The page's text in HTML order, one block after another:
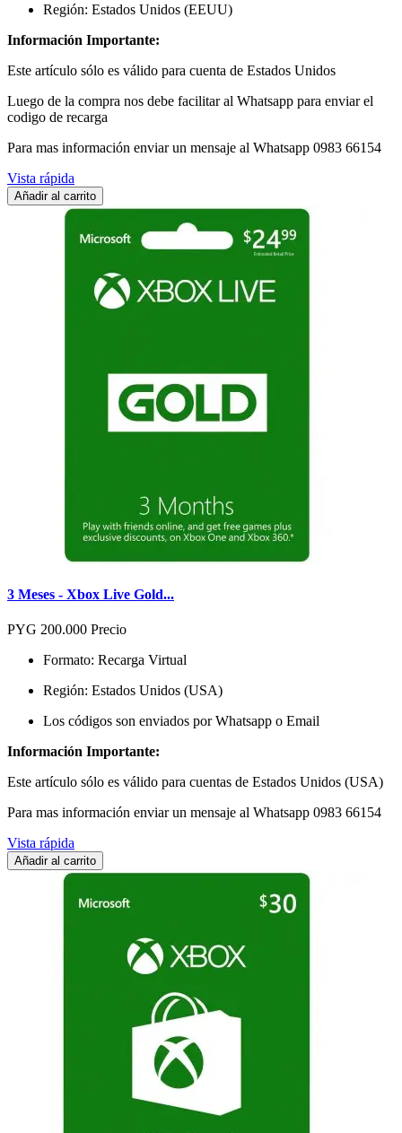
Región: Estados Unidos (EEUU)
Información Importante:
Este artículo sólo es válido para cuenta de Estados Unidos
Luego de la compra nos debe facilitar al Whatsapp para enviar el
codigo de recarga
Para mas información enviar un mensaje al Whatsapp 0983 66154
Vista rápida
Añadir al carrito
3 Meses - Xbox Live Gold...
PYG 200.000 Precio
Formato: Recarga Virtual
Región: Estados Unidos (USA)
Los códigos son enviados por Whatsapp o Email
Información Importante:
Este artículo sólo es válido para cuentas de Estados Unidos (USA)
Para mas información enviar un mensaje al Whatsapp 0983 66154
Vista rápida
Añadir al carrito